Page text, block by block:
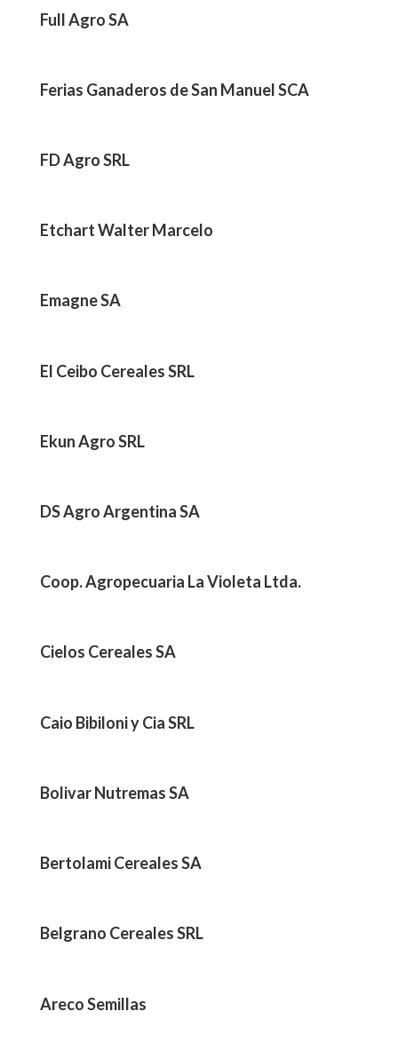
Full Agro SA
Ferias Ganaderos de San Manuel SCA
FD Agro SRL
Etchart Walter Marcelo
Emagne SA
El Ceibo Cereales SRL
Ekun Agro SRL
DS Agro Argentina SA
Coop. Agropecuaria La Violeta Ltda.
Cielos Cereales SA
Caio Bibiloni y Cia SRL
Bolivar Nutremas SA
Bertolami Cereales SA
Belgrano Cereales SRL
Areco Semillas